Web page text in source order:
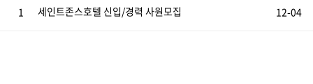
1 세인트존스호텔 신입/경력 사원모집 12-04